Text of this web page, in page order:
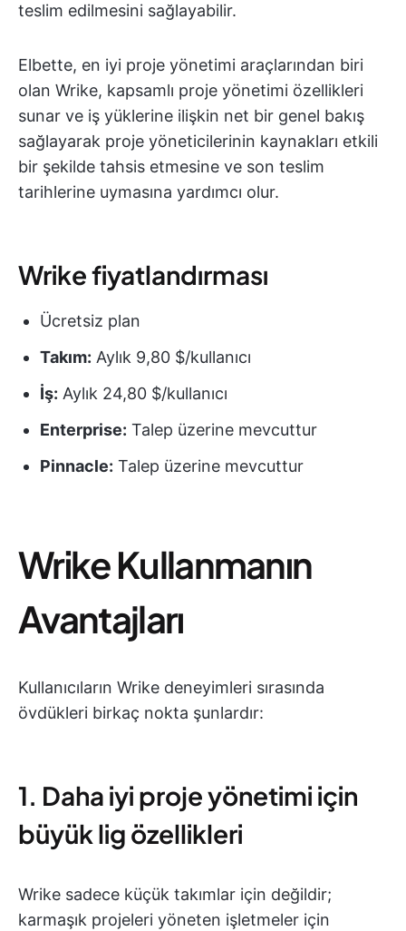
teslim edilmesini sağlayabilir.
Elbette, en iyi proje yönetimi araçlarından biri
olan Wrike, kapsamlı proje yönetimi özellikleri
sunar ve iş yüklerine ilişkin net bir genel bakış
sağlayarak proje yöneticilerinin kaynakları etkili
bir şekilde tahsis etmesine ve son teslim
tarihlerine uymasına yardımcı olur.
Wrike fiyatlandırması
Ücretsiz plan
Takım: Aylık 9,80 $/kullanıcı
İş: Aylık 24,80 $/kullanıcı
Enterprise: Talep üzerine mevcuttur
Pinnacle: Talep üzerine mevcuttur
Wrike Kullanmanın
Avantajları
Kullanıcıların Wrike deneyimleri sırasında
övdükleri birkaç nokta şunlardır:
1. Daha iyi proje yönetimi için
büyük lig özellikleri
Wrike sadece küçük takımlar için değildir;
karmaşık projeleri yöneten işletmeler için